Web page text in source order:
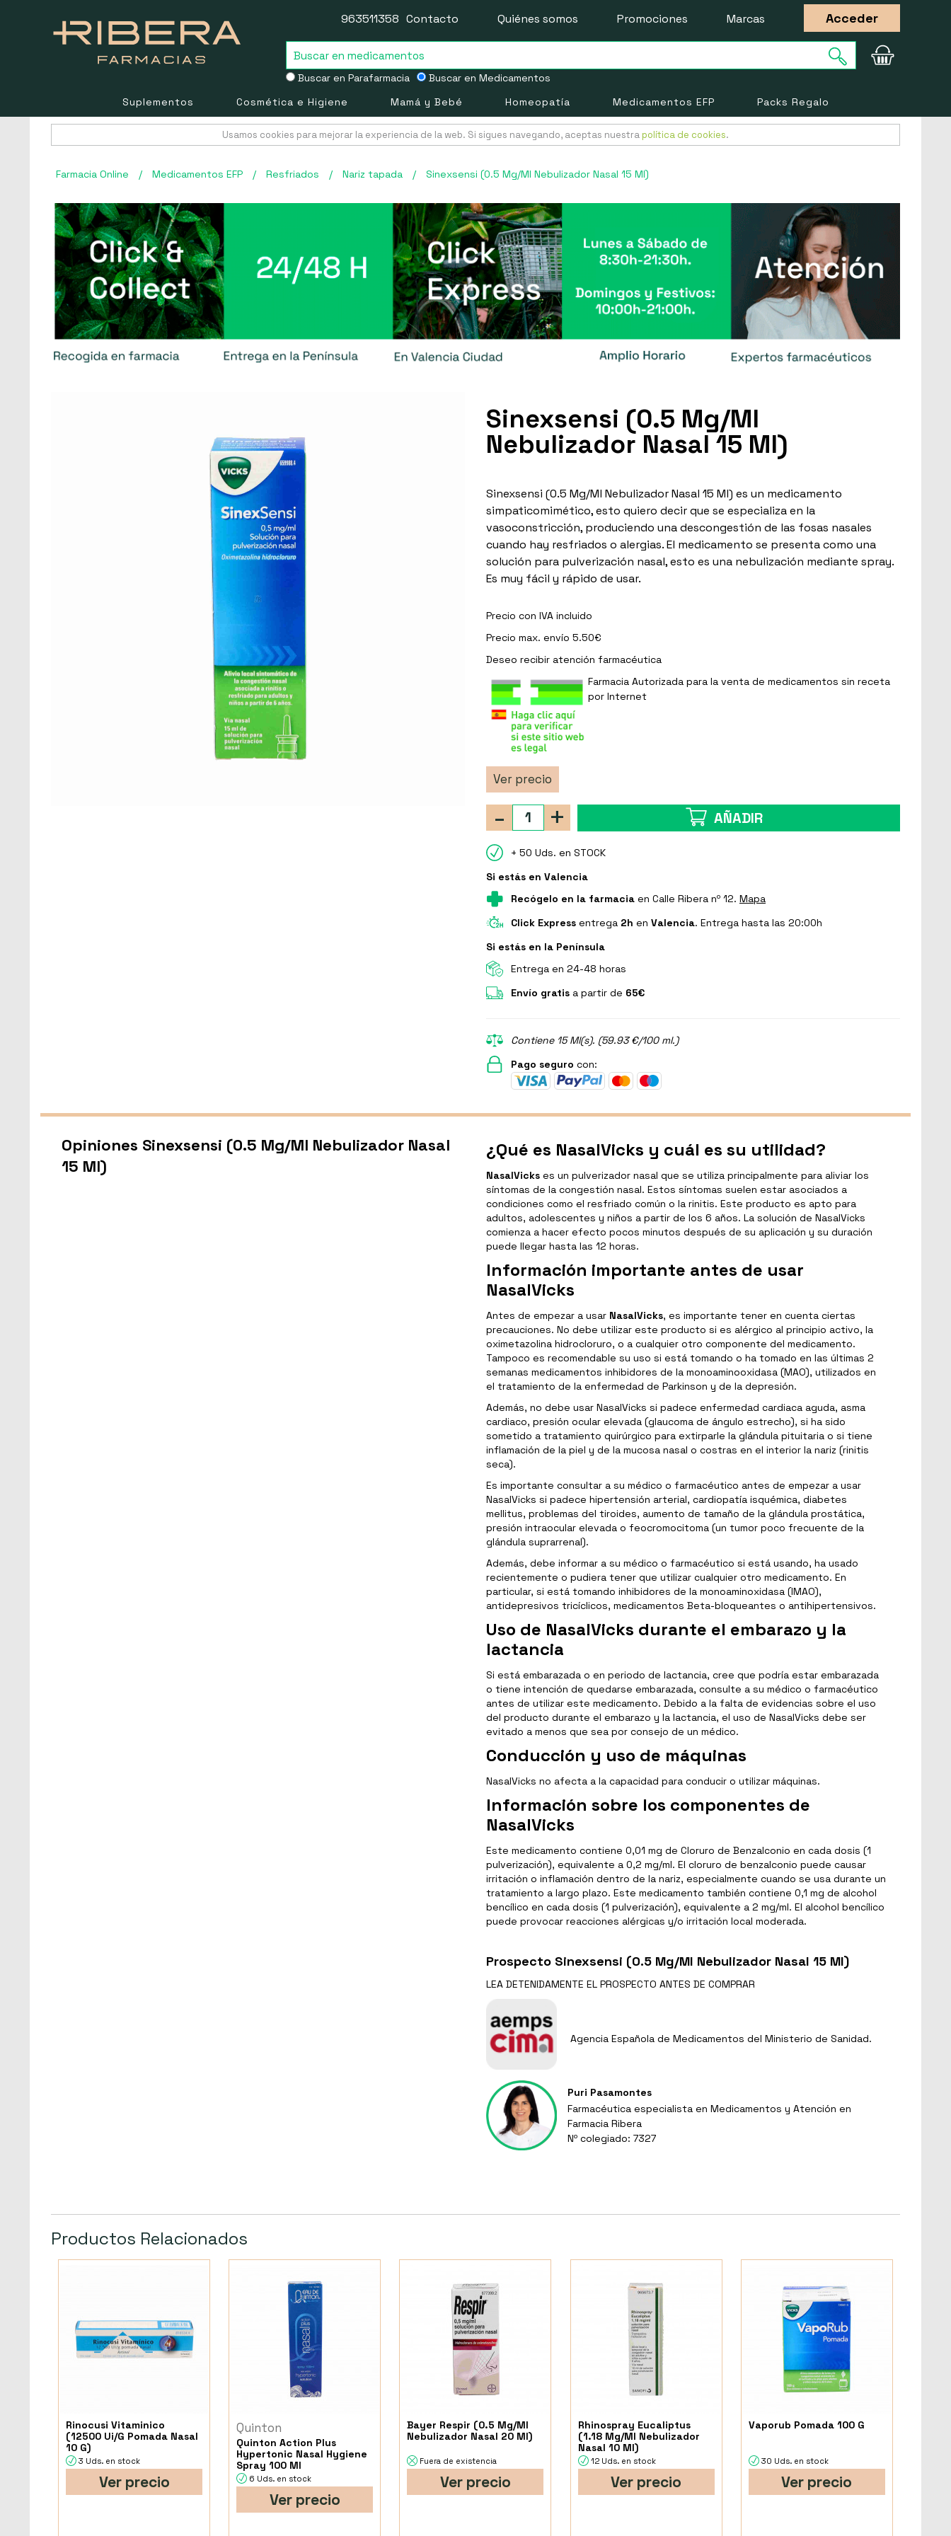
Buscar en Parafarmacia Buscar en Medicamentos
963511358 Contacto Quiénes somos Promociones Marcas Acceder
Suplementos Cosmética e Higiene Mamá y Bebé Homeopatía Medicamentos EFP Packs Regalo
Usamos cookies para mejorar la experiencia de la web. Si sigues navegando, aceptas nuestra política de cookies.
Farmacia Online / Medicamentos EFP / Resfriados / Nariz tapada / Sinexsensi (0.5 Mg/Ml Nebulizador Nasal 15 Ml)
Sinexsensi (0.5 Mg/Ml
Nebulizador Nasal 15 Ml)
Sinexsensi (0.5 Mg/Ml Nebulizador Nasal 15 Ml) es un medicamento
simpaticomimético, esto quiero decir que se especializa en la
vasoconstricción, produciendo una descongestión de las fosas nasales
cuando hay resfriados o alergias. El medicamento se presenta como una
solución para pulverización nasal, esto es una nebulización mediante spray.
Es muy fácil y rápido de usar.
Precio con IVA incluido
Precio max. envío 5.50€
Deseo recibir atención farmacéutica
Farmacia Autorizada para la venta de medicamentos sin receta
por Internet
Ver precio
+
- AÑADIR
+ 50 Uds. en STOCK
Si estás en Valencia
Recógelo en la farmacia en Calle Ribera nº 12. Mapa
Click Express entrega 2h en Valencia. Entrega hasta las 20:00h
Si estás en la Península
Entrega en 24-48 horas
Envío gratis a partir de 65€
Contiene 15 Ml(s). (59.93 €/100 ml.)
Pago seguro con:
¿Qué es NasalVicks y cuál es su utilidad?
NasalVicks es un pulverizador nasal que se utiliza principalmente para aliviar los
síntomas de la congestión nasal. Estos síntomas suelen estar asociados a
condiciones como el resfriado común o la rinitis. Este producto es apto para
adultos, adolescentes y niños a partir de los 6 años. La solución de NasalVicks
comienza a hacer efecto pocos minutos después de su aplicación y su duración
puede llegar hasta las 12 horas.
Información importante antes de usar
NasalVicks
Antes de empezar a usar NasalVicks, es importante tener en cuenta ciertas
precauciones. No debe utilizar este producto si es alérgico al principio activo, la
oximetazolina hidrocloruro, o a cualquier otro componente del medicamento.
Tampoco es recomendable su uso si está tomando o ha tomado en las últimas 2
semanas medicamentos inhibidores de la monoaminooxidasa (MAO), utilizados en
el tratamiento de la enfermedad de Parkinson y de la depresión.
Además, no debe usar NasalVicks si padece enfermedad cardiaca aguda, asma
cardiaco, presión ocular elevada (glaucoma de ángulo estrecho), si ha sido
sometido a tratamiento quirúrgico para extirparle la glándula pituitaria o si tiene
inflamación de la piel y de la mucosa nasal o costras en el interior la nariz (rinitis
seca).
Es importante consultar a su médico o farmacéutico antes de empezar a usar
NasalVicks si padece hipertensión arterial, cardiopatía isquémica, diabetes
mellitus, problemas del tiroides, aumento de tamaño de la glándula prostática,
presión intraocular elevada o feocromocitoma (un tumor poco frecuente de la
glándula suprarrenal).
Además, debe informar a su médico o farmacéutico si está usando, ha usado
recientemente o pudiera tener que utilizar cualquier otro medicamento. En
particular, si está tomando inhibidores de la monoaminoxidasa (IMAO),
antidepresivos tricíclicos, medicamentos Beta-bloqueantes o antihipertensivos.
Uso de NasalVicks durante el embarazo y la
lactancia
Si está embarazada o en periodo de lactancia, cree que podría estar embarazada
o tiene intención de quedarse embarazada, consulte a su médico o farmacéutico
antes de utilizar este medicamento. Debido a la falta de evidencias sobre el uso
del producto durante el embarazo y la lactancia, el uso de NasalVicks debe ser
evitado a menos que sea por consejo de un médico.
Conducción y uso de máquinas
NasalVicks no afecta a la capacidad para conducir o utilizar máquinas.
Información sobre los componentes de
NasalVicks
Este medicamento contiene 0,01 mg de Cloruro de Benzalconio en cada dosis (1
pulverización), equivalente a 0,2 mg/ml. El cloruro de benzalconio puede causar
irritación o inflamación dentro de la nariz, especialmente cuando se usa durante un
tratamiento a largo plazo. Este medicamento también contiene 0,1 mg de alcohol
bencílico en cada dosis (1 pulverización), equivalente a 2 mg/ml. El alcohol bencílico
puede provocar reacciones alérgicas y/o irritación local moderada.
Prospecto Sinexsensi (0.5 Mg/Ml Nebulizador Nasal 15 Ml)
LEA DETENIDAMENTE EL PROSPECTO ANTES DE COMPRAR
Agencia Española de Medicamentos del Ministerio de Sanidad.
Puri Pasamontes
Farmacéutica especialista en Medicamentos y Atención en
Farmacia Ribera
Nº colegiado: 7327
Opiniones Sinexsensi (0.5 Mg/Ml Nebulizador Nasal
15 Ml)
Productos Relacionados
Rinocusi Vitaminico
(12500 Ui/G Pomada Nasal
10 G)
3 Uds. en stock
Ver precio
Quinton
Quinton Action Plus
Hypertonic Nasal Hygiene
Spray 100 Ml
6 Uds. en stock
Ver precio
Bayer Respir (0.5 Mg/Ml
Nebulizador Nasal 20 Ml)
Fuera de existencia
Ver precio
Rhinospray Eucaliptus
(1.18 Mg/Ml Nebulizador
Nasal 10 Ml)
12 Uds. en stock
Ver precio
Vaporub Pomada 100 G
30 Uds. en stock
Ver precio